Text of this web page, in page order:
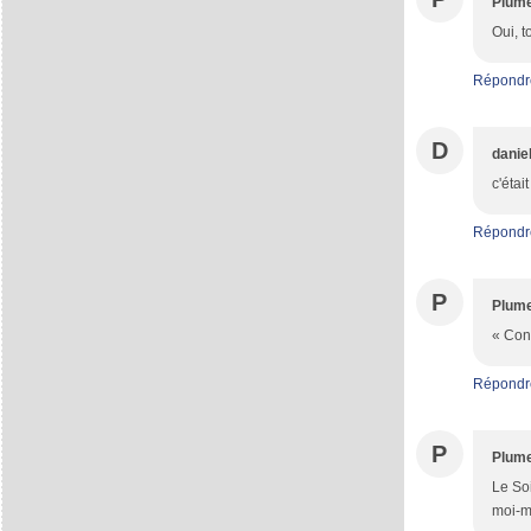
Oui,
D
P
«
P
Le
moi-